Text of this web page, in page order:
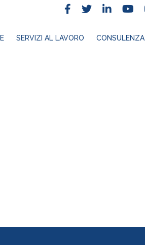
SERVIZI AL LAVORO CONSULENZA